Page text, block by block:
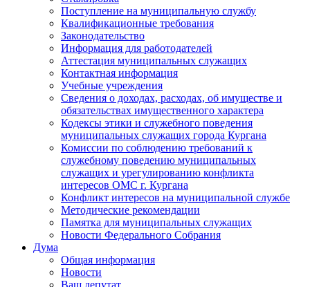
Поступление на муниципальную службу
Квалификационные требования
Законодательство
Информация для работодателей
Аттестация муниципальных служащих
Контактная информация
Учебные учреждения
Сведения о доходах, расходах, об имуществе и
обязательствах имущественного характера
Кодексы этики и служебного поведения
муниципальных служащих города Кургана
Комиссии по соблюдению требований к
служебному поведению муниципальных
служащих и урегулированию конфликта
интересов ОМС г. Кургана
Конфликт интересов на муниципальной службе
Методические рекомендации
Памятка для муниципальных служащих
Новости Федерального Cобрания
Дума
Общая информация
Новости
Ваш депутат